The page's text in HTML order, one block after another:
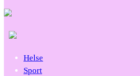
Helse
Sport